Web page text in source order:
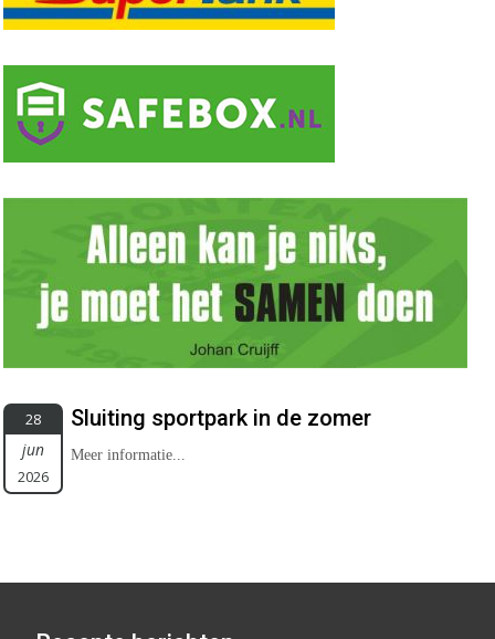
28
jun
2026
Sluiting sportpark in de zomer
Meer informatie...